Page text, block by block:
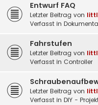
Entwurf FAQ
Letzter Beitrag von
Verfasst in
Fahrstufen
Letzter Beitrag von
Verfasst in Controller
Letzter Beitrag von
Verfasst in DIY -